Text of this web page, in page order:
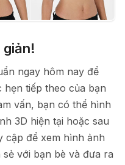
ngay hôm nay để
tiếp theo của bạn
vấn, bạn có thể hình
3D hiện tại hoặc sau
cập để xem hình ảnh
với bạn bè và đưa ra